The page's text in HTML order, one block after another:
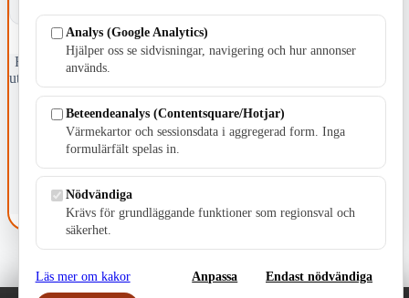
Fristående webbtidningsföretag grundat 1991 som sedan 2002 ger
ut tidningen Skillingaryd.nu och 2010 lanserades Värnamo.nu. Från
april 2026 omfattar Skillingaryd.nu tre kommuner: Gnosjö,
Värnamo och Vaggeryds kommun.
Kontakta oss
E-post: redaktionen@skillingaryd.nu
Postadress: Gisslaköp 1, 568 92 Skillingaryd
Kakinställningar
Analys (Google Analytics)
Hjälper oss se sidvisningar, navigering och hur annonser
används.
Beteendeanalys (Contentsquare/Hotjar)
Värmekartor och sessionsdata i aggregerad form. Inga
formulärfält spelas in.
Nödvändiga
Krävs för grundläggande funktioner som regionsval och
säkerhet.
Läs mer om kakor Anpassa Endast nödvändiga